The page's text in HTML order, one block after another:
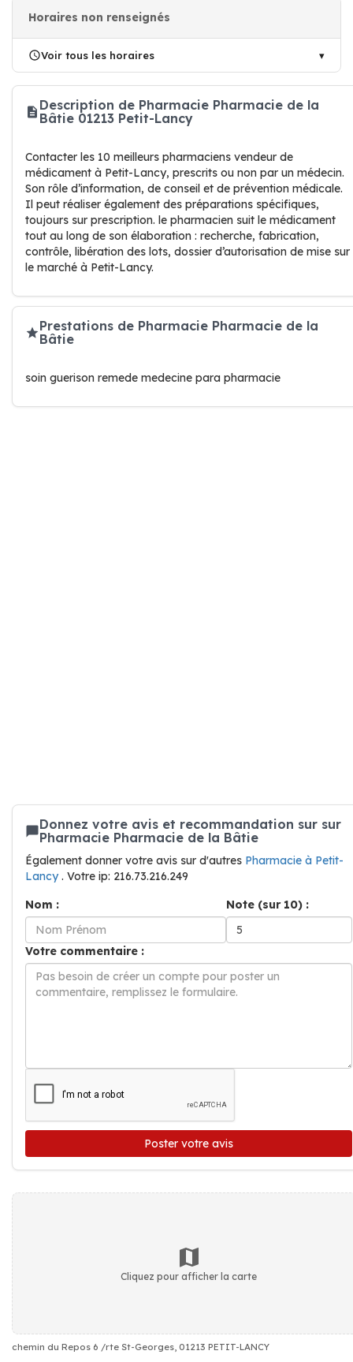
Horaires non renseignés
Voir tous les horaires
Description de Pharmacie Pharmacie de la
Bâtie 01213 Petit-Lancy
Contacter les 10 meilleurs pharmaciens vendeur de
médicament à Petit-Lancy, prescrits ou non par un médecin.
Son rôle d’information, de conseil et de prévention médicale.
Il peut réaliser également des préparations spécifiques,
toujours sur prescription. le pharmacien suit le médicament
tout au long de son élaboration : recherche, fabrication,
contrôle, libération des lots, dossier d’autorisation de mise sur
le marché à Petit-Lancy.
Prestations de Pharmacie Pharmacie de la
Bâtie
soin guerison remede medecine para pharmacie
Donnez votre avis et recommandation sur sur
Pharmacie Pharmacie de la Bâtie
Également donner votre avis sur d'autres Pharmacie à Petit-
Lancy. Votre ip: 216.73.216.249
Nom :
Note (sur 10) :
Votre commentaire :
Poster votre avis
Cliquez pour afficher la carte
chemin du Repos 6 /rte St-Georges, 01213 PETIT-LANCY